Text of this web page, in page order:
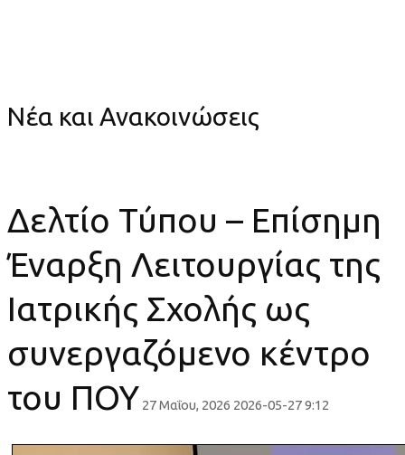
Νέα και Ανακοινώσεις
Δελτίο Τύπου – Επίσημη
Έναρξη Λειτουργίας της
Ιατρικής Σχολής ως
συνεργαζόμενο κέντρο
του ΠΟΥ 27 Μαΐου, 2026 2026-05-27 9:12
Δελτίο